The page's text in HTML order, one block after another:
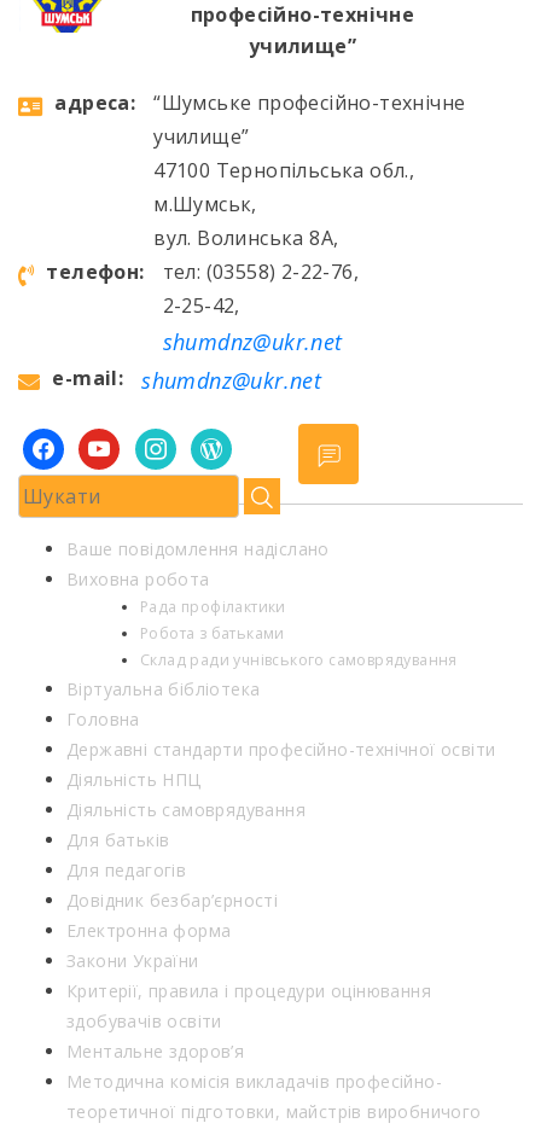
професійно-технічне
училище”
aдресa:
“Шумське професійно-технічне
училище”
47100 Тернопільська обл.,
м.Шумськ,
вул. Волинська 8А,
телефон:
тел: (03558) 2-22-76,
2-25-42,
shumdnz@ukr.net
e-mail: shumdnz@ukr.net
facebookyoutubeinstagramwordpress
Ваше повідомлення надіслано
Виховна робота
Рада профілактики
Робота з батьками
Склад ради учнівського самоврядування
Віртуальна бібліотека
Головна
Державні стандарти професійно-технічної освіти
Діяльність НПЦ
Діяльність самоврядування
Для батьків
Для педагогів
Довідник безбар’єрності
Електронна форма
Закони України
Критерії, правила і процедури оцінювання
здобувачів освіти
Ментальне здоров’я
Методична комісія викладачів професійно-
теоретичної підготовки, майстрів виробничого